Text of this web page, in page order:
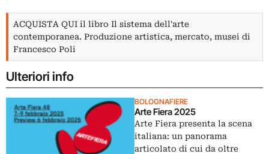
ACQUISTA QUI il libro Il sistema dell'arte
contemporanea. Produzione artistica, mercato, musei di
Francesco Poli
Ulteriori info
BOLOGNAFIERE
Arte Fiera 2025
Arte Fiera presenta la scena
italiana: un panorama
articolato di cui da oltre